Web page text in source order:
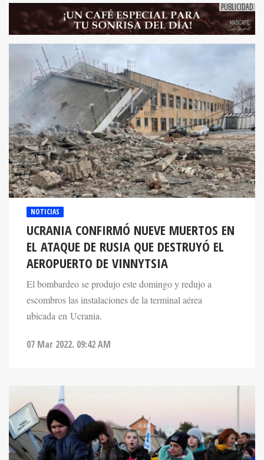
NOTICIAS
UCRANIA CONFIRMÓ NUEVE MUERTOS EN
EL ATAQUE DE RUSIA QUE DESTRUYÓ EL
AEROPUERTO DE VINNYTSIA
El bombardeo se produjo este domingo y redujo a
escombros las instalaciones de la terminal aérea
ubicada en Ucrania.